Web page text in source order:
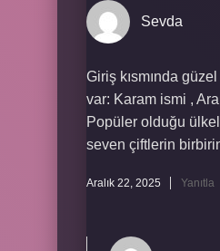
Sevda
Giriş kısmında
var: Karam ismi ,
Popüler olduğu
seven çiftlerin
Aralık 22, 2025 Yanıtla